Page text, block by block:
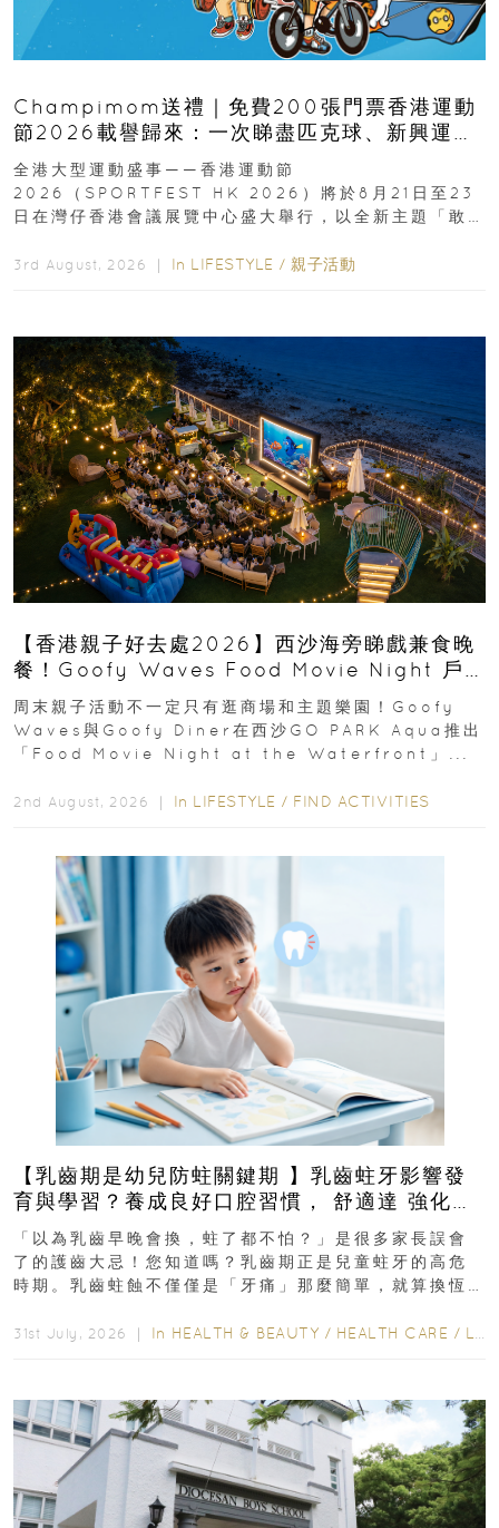
Champimom送禮｜免費200張門票香港運動
節2026載譽歸來：一次睇盡匹克球、新興運
動、街舞比賽＋逾百運動品牌展覽
全港大型運動盛事——香港運動節
2026（SPORTFEST HK 2026）將於8月21日至23
日在灣仔香港會議展覽中心盛大舉行，以全新主題「敢
3rd August, 2026 ｜ In LIFESTYLE / 親子活動
【香港親子好去處2026】西沙海旁睇戲兼食晚
餐！Goofy Waves Food Movie Night 戶
外影院逢週末登場
周末親子活動不一定只有逛商場和主題樂園！Goofy
Waves與Goofy Diner在西沙GO PARK Aqua推出
「Food Movie Night at the Waterfront」...
2nd August, 2026 ｜ In LIFESTYLE / FIND ACTIVITIES
【乳齒期是幼兒防蛀關鍵期 】乳齒蛀牙影響發
育與學習？養成良好口腔習慣， 舒適達 強化琺
瑯質 兒童牙膏防護指南
「以為乳齒早晚會換，蛀了都不怕？」是很多家長誤會
了的護齒大忌！您知道嗎？乳齒期正是兒童蛀牙的高危
時期。乳齒蛀蝕不僅僅是「牙痛」那麼簡單，就算換恆
31st July, 2026 ｜ In HEALTH & BEAUTY / HEALTH CARE / LIFESTYLE